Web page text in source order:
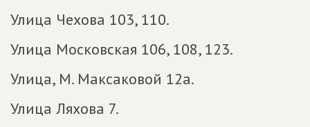
Улица Чехова 103, 110.
Улица Московская 106, 108, 123.
Улица, М. Максаковой 12а.
Улица Ляхова 7.